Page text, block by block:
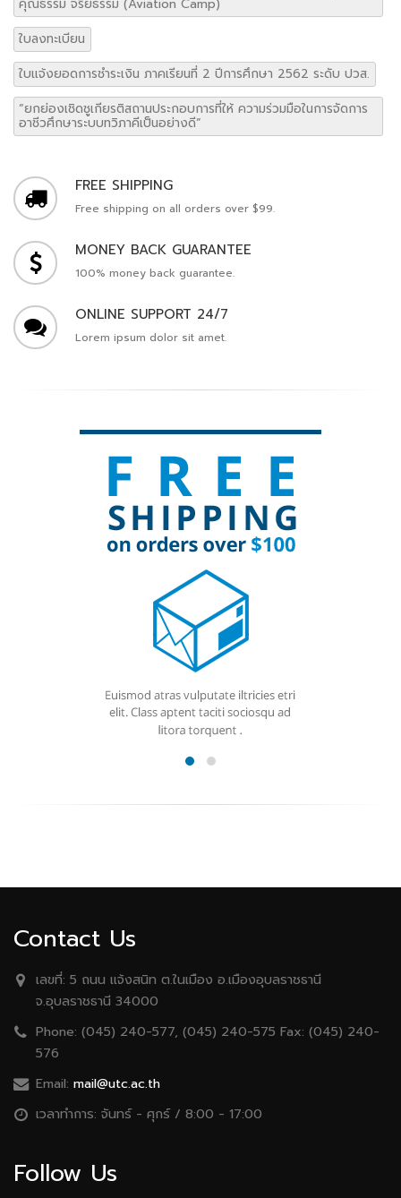
ใบแจ้งยอดการชำระเงิน ภาคเรียนที่ 2 ปีการศึกษา 2562 ระดับ ปวส.
“ยกย่องเชิดชูเกียรติสถานประกอบการที่ให้ ความร่วมมือในการจัดการ
อาชีวศึกษาระบบทวิภาคีเป็นอย่างดี”
FREE SHIPPING
MONEY BACK GUARANTEE
100% money back guarantee.
ONLINE SUPPORT 24/7
Lorem ipsum dolor sit amet.
จ.อุบลราชธานี 34000
Phone:
(045) 240-577, (045) 240-575 Fax: (045) 240-
576
เวลาทำการ:
Follow Us